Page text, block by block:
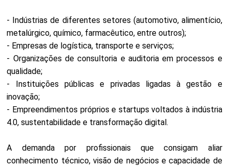
- Indústrias de diferentes setores (automotivo, alimentício,
metalúrgico, químico, farmacêutico, entre outros);
- Empresas de logística, transporte e serviços;
- Organizações de consultoria e auditoria em processos e
qualidade;
- Instituições públicas e privadas ligadas à gestão e
inovação;
- Empreendimentos próprios e startups voltados à indústria
4.0, sustentabilidade e transformação digital.
A demanda por profissionais que consigam aliar
conhecimento técnico, visão de negócios e capacidade de